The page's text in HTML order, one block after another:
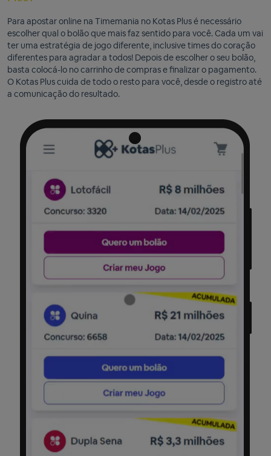
Para apostar online na Timemania no Kotas Plus é necessário
escolher qual o bolão que mais faz sentido para você. Cada um vai
ter uma estratégia de jogo diferente, inclusive times do coração
diferentes para agradar a todos! Depois de escolher o seu bolão,
basta colocá-lo no carrinho de compras e finalizar o pagamento.
O Kotas Plus cuida de todo o resto para você, desde o registro até
a comunicação do resultado.